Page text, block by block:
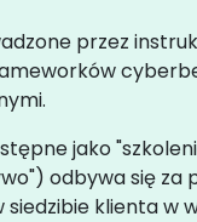
przez
jako
odbywa się
klienta